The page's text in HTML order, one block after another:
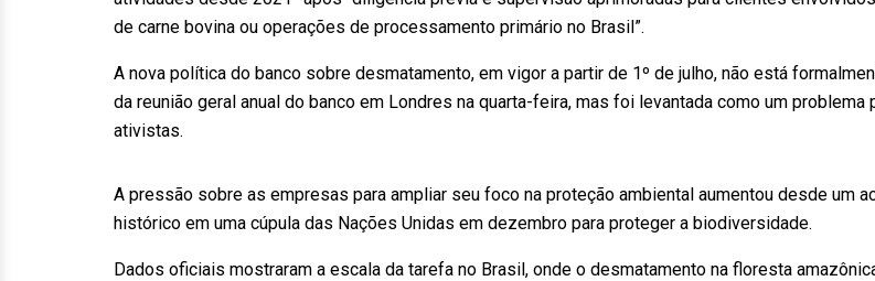
de carne bovina ou operações de processamento primário no Brasil”.
A nova política do banco sobre desmatamento, em vigor a partir de 1º de julho, não está
da reunião geral anual do banco em Londres na quarta-feira, mas foi levantada como um problema
ativistas.
A pressão sobre as empresas para ampliar seu foco na proteção ambiental aumentou desde um
histórico em uma cúpula das Nações Unidas em dezembro para proteger a biodiversidade.
Dados oficiais mostraram a escala da tarefa no Brasil, onde o desmatamento na floresta